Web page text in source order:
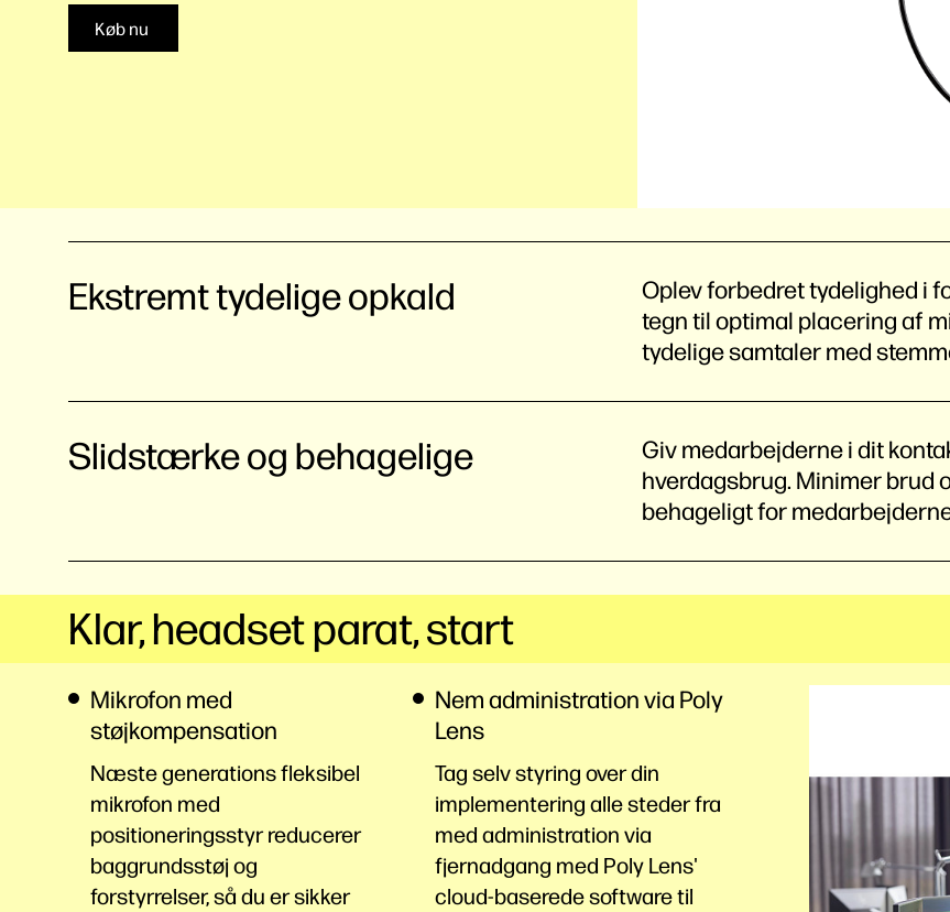
Køb nu
Ekstremt tydelige opkald
Oplev forbedret tydelighed i
tegn til optimal placering af
tydelige samtaler med
Slidstærke og behagelige
Giv medarbejderne i dit
hverdagsbrug. Minimer brud
behageligt for
Klar, headset parat, start
Mikrofon med
støjkompensation
Næste generations fleksibel
mikrofon med
positioneringsstyr reducerer
baggrundsstøj og
forstyrrelser, så du er sikker
Nem administration via Poly
Lens
Tag selv styring over din
implementering alle steder fra
med administration via
fjernadgang med Poly Lens'
cloud-baserede software til